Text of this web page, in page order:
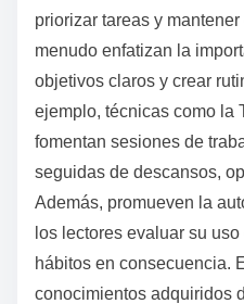
priorizar tareas y
menudo enfatizan la
objetivos claros y crear
ejemplo, técnicas como la
fomentan sesiones de
seguidas de descansos,
Además, promueven la
los lectores evaluar su
hábitos en consecuencia.
conocimientos adquiridos